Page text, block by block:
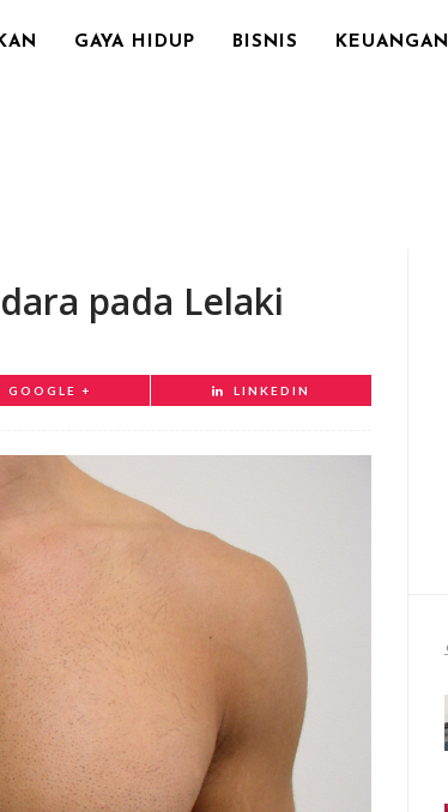
GAYA HIDUP BISNIS KEUANGAN
pada Lelaki
GOOGLE + LINKEDIN